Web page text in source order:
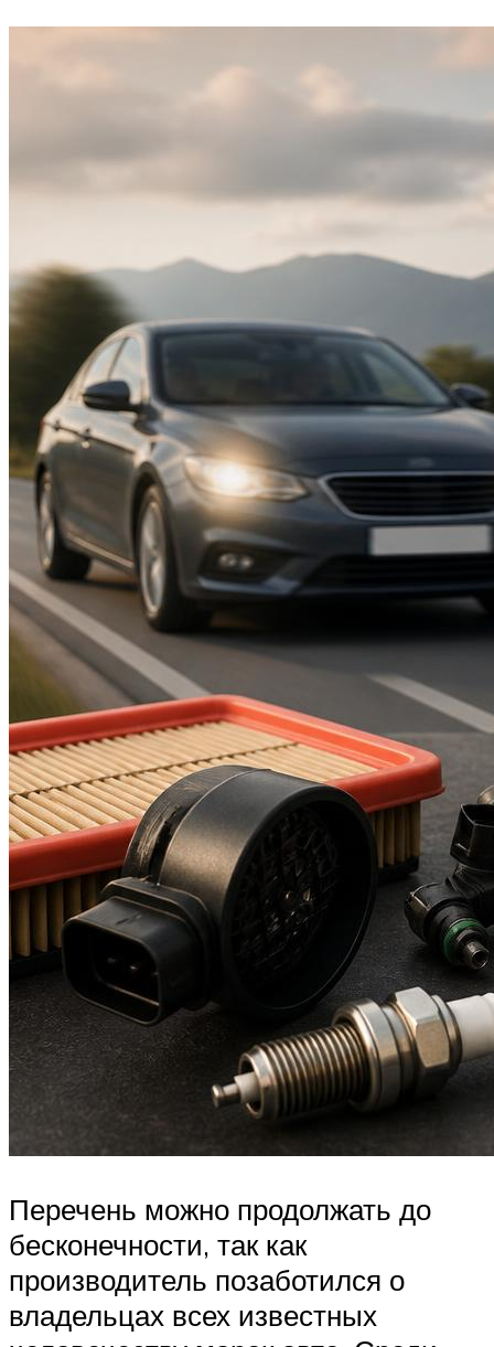
Перечень можно продолжать до
бесконечности, так как
производитель позаботился о
владельцах всех известных